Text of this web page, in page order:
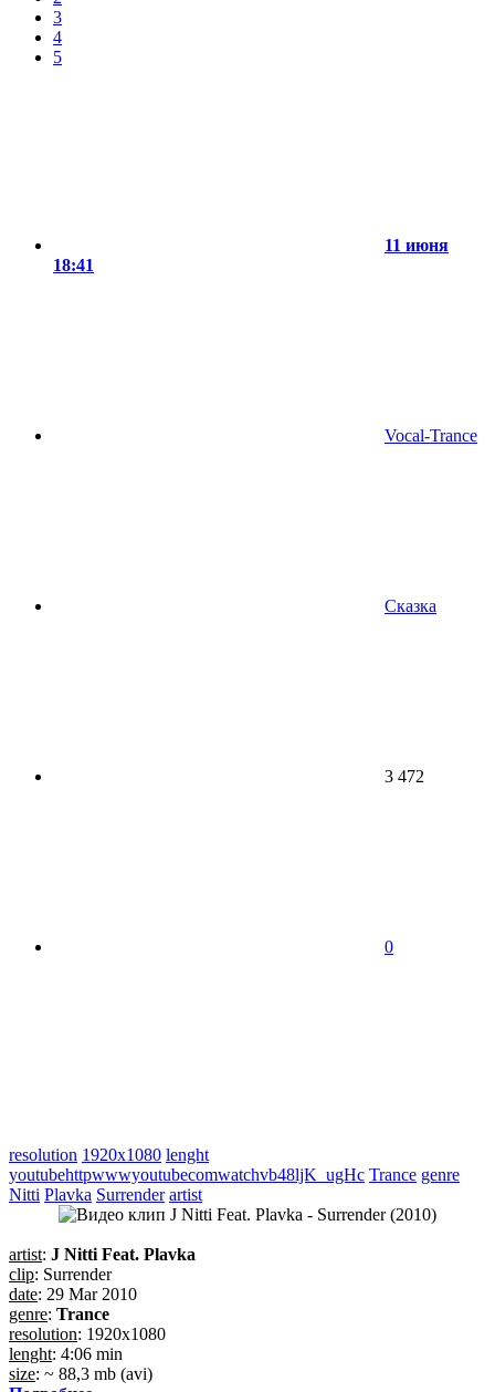
3
4
5
11 июня
18:41
Vocal-Trance
Сказка
3 472
0
resolution 1920x1080 lenght
youtubehttpwwwyoutubecomwatchvb48ljK_ugHc Trance genre
Nitti Plavka Surrender artist
artist: J Nitti Feat. Plavka
clip: Surrender
date: 29 Mar 2010
genre: Trance
resolution: 1920x1080
lenght: 4:06 min
size: ~ 88,3 mb (avi)